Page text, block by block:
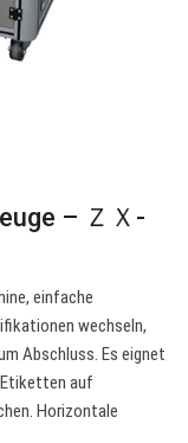
– ＺＸ-
einfache
wechseln,
Abschluss. Es eignet
auf
Horizontale